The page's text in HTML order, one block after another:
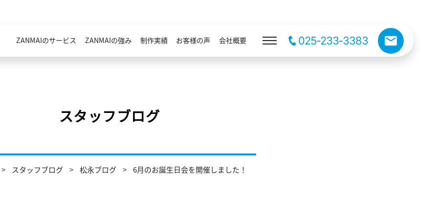
ZANMAIのサービス ZANMAIの強み 制作実績 お客様の声 会社概要 025-233-3383
スタッフブログ
スタッフブログ 松永ブログ 6月のお誕生日会を開催しました！